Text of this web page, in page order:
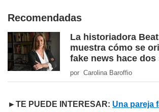
Recomendadas
La historiadora
muestra cómo se
fake news hace
por Carolina Baroffio
►TE PUEDE INTERESAR: Una pareja